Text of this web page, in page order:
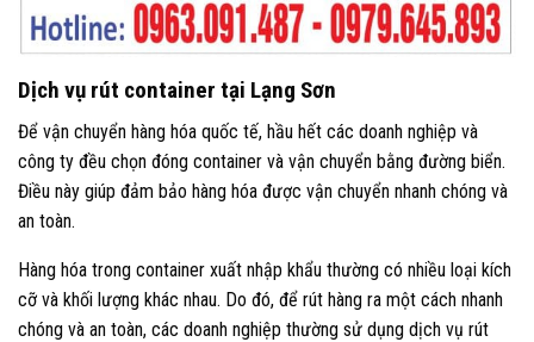
Dịch vụ rút container tại Lạng Sơn
Để vận chuyển hàng hóa quốc tế, hầu hết các doanh nghiệp và
công ty đều chọn đóng container và vận chuyển bằng đường biển.
Điều này giúp đảm bảo hàng hóa được vận chuyển nhanh chóng và
an toàn.
Hàng hóa trong container xuất nhập khẩu thường có nhiều loại kích
cỡ và khối lượng khác nhau. Do đó, để rút hàng ra một cách nhanh
chóng và an toàn, các doanh nghiệp thường sử dụng dịch vụ rút